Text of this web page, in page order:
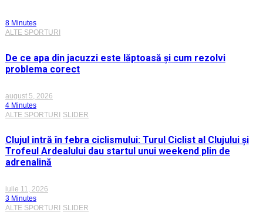
8 Minutes
ALTE SPORTURI
De ce apa din jacuzzi este lăptoasă și cum rezolvi
problema corect
august 5, 2026
4 Minutes
ALTE SPORTURI SLIDER
Clujul intră în febra ciclismului: Turul Ciclist al Clujului și
Trofeul Ardealului dau startul unui weekend plin de
adrenalină
iulie 11, 2026
3 Minutes
ALTE SPORTURI
SLIDER